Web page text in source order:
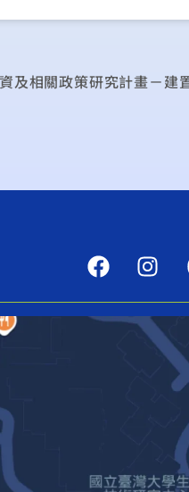
及相關政策研究計畫－建